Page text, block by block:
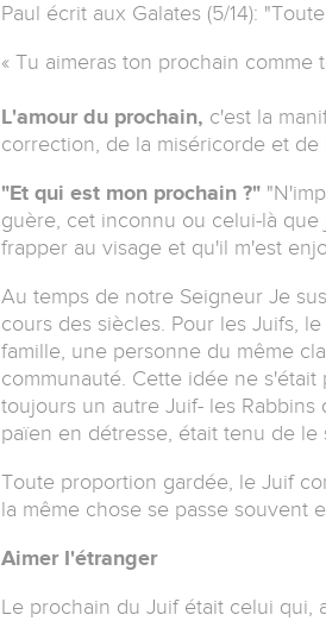
Paul écrit aux Galates (5/14):
« Tu aimeras ton prochain comme
L'amour du prochain, c'est la
correction, de la miséricorde et de
"Et qui est mon prochain ?"
guère, cet inconnu ou celui-là
frapper au visage et qu'il m'est
Au temps de notre Seigneur Je
cours des siècles. Pour les Juifs,
famille, une personne du même
communauté. Cette idée ne
toujours un autre Juif- les
païen en détresse, était tenu de
Toute proportion gardée, le Juif
la même chose se passe souvent
Aimer I'étranger
Le prochain du Juif était celui qui,